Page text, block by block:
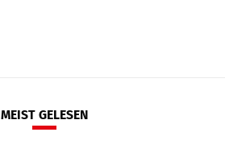
MEIST GELESEN